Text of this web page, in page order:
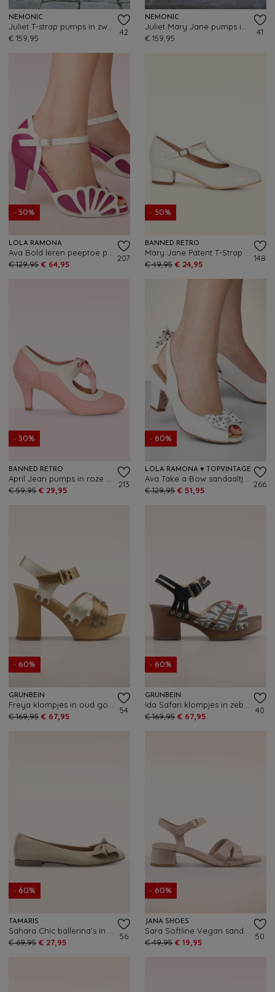
NEMONIC
€ 159,95
42
NEMONIC
€ 159,95
41
- 50%
LOLA RAMONA
€ 129,95 € 64,95
207
- 50%
BANNED RETRO
€ 49,95 € 24,95
148
- 50%
BANNED RETRO
€ 59,95 € 29,95
213
- 60%
LOLA RAMONA ♥ TOPVINTAGE
€ 129,95 € 51,95
266
- 60%
GRÜNBEIN
€ 169,95 € 67,95
54
- 60%
GRÜNBEIN
€ 169,95 € 67,95
40
- 60%
TAMARIS
€ 69,95 € 27,95
56
- 60%
JANA SHOES
€ 49,95 € 19,95
50